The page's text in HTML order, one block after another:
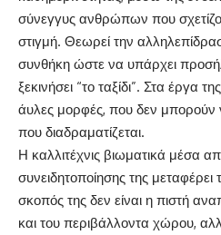
σύνεγγυς ανθρώπων που
στιγμή. Θεωρεί την
συνθήκη ώστε να υπάρχει
ξεκινήσει “το ταξίδι”. Στα έργα
άυλες μορφές, που δεν
που διαδραματίζεται.
Η καλλιτέχνις βιωματικά μέσα
συνειδητοποίησης της
σκοπός της δεν είναι η πιστή
και του περιβάλλοντα χώρου,